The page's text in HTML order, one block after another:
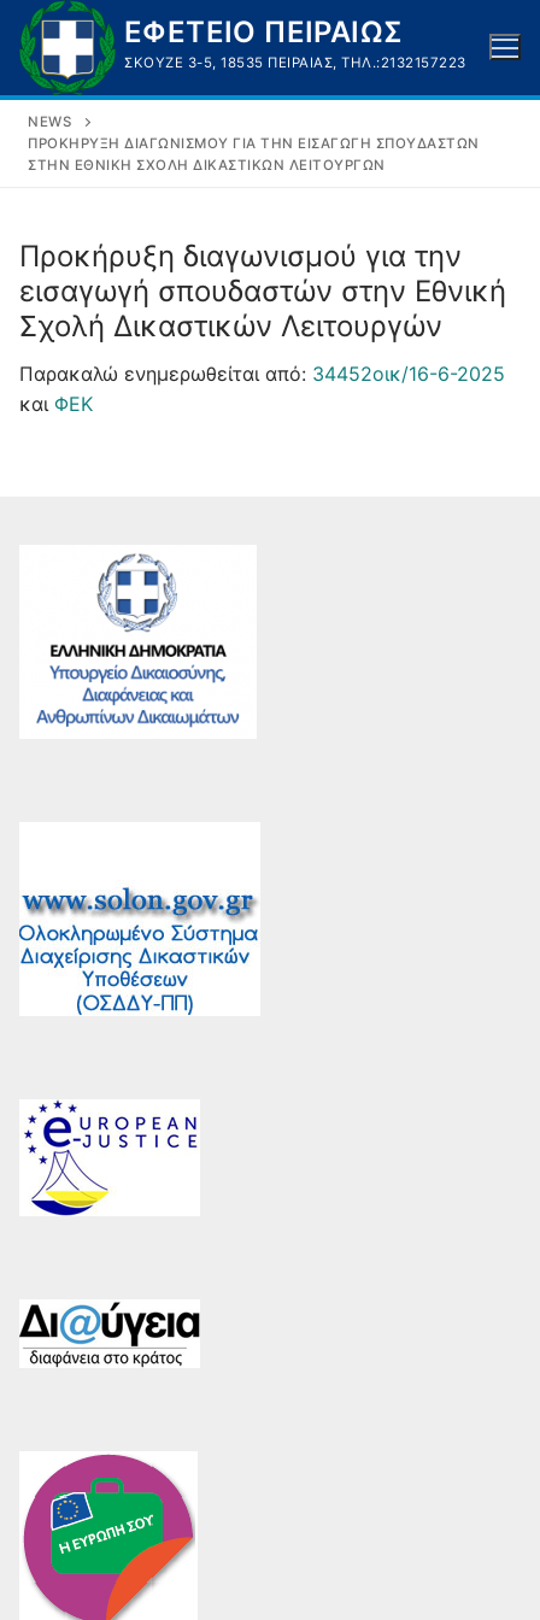
Μετάβαση
στο
περιεχόμενο
ΕΦΕΤΕΙΟ ΠΕΙΡΑΙΩΣ
ΣΚΟΥΖΈ 3-5, 18535 ΠΕΙΡΑΙΆΣ, ΤΗΛ.:2132157223
NEWS
ΠΡΟΚΉΡΥΞΗ ΔΙΑΓΩΝΙΣΜΟΎ ΓΙΑ ΤΗΝ ΕΙΣΑΓΩΓΉ ΣΠΟΥΔΑΣΤΏΝ
ΣΤΗΝ ΕΘΝΙΚΉ ΣΧΟΛΉ ΔΙΚΑΣΤΙΚΏΝ ΛΕΙΤΟΥΡΓΏΝ
Προκήρυξη διαγωνισμού για την
εισαγωγή σπουδαστών στην Εθνική
Σχολή Δικαστικών Λειτουργών
Παρακαλώ ενημερωθείται από: 34452οικ/16-6-2025
και ΦΕΚ